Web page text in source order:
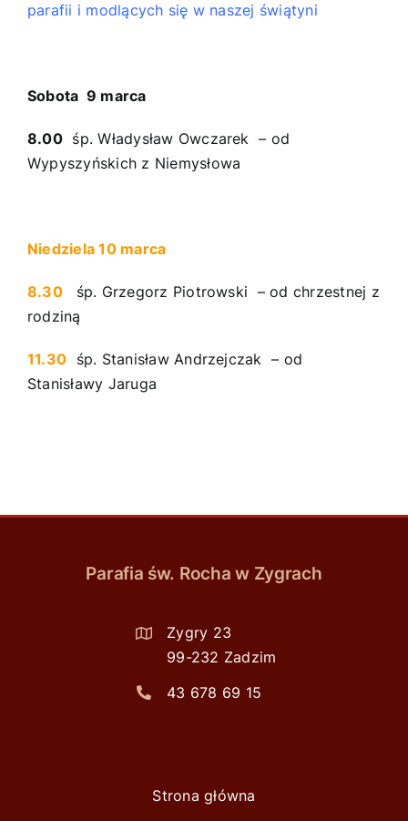
parafii i modlących się w naszej świątyni
Sobota 9 marca
8.00śp. Władysław Owczarek – od
Wypyszyńskich z Niemysłowa
Niedziela 10 marca
8.30
śp. Grzegorz Piotrowski – od chrzestnej z
rodziną
11.30 śp. Stanisław Andrzejczak – od
Stanisławy Jaruga
Parafia św. Rocha w Zygrach
Zygry 23
99-232 Zadzim
43 678 69 15
Strona główna